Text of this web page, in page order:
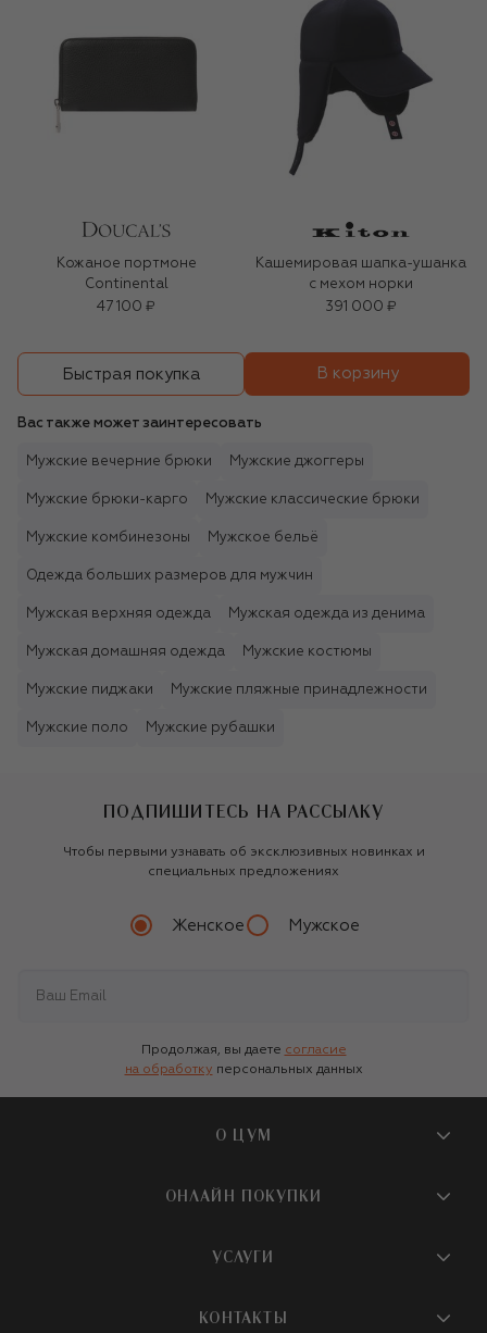
Кожаное портмоне
Continental
47 100 ₽
Кашемировая шапка-ушанка
с мехом норки
391 000 ₽
Быстрая покупка В корзину
Вас также может заинтересовать
Мужские вечерние брюки Мужские джоггеры
Мужские брюки-карго Мужские классические брюки
Мужские комбинезоны Мужское бельё
Одежда больших размеров для мужчин
Мужская верхняя одежда Мужская одежда из денима
Мужская домашняя одежда Мужские костюмы
Мужские пиджаки Мужские пляжные принадлежности
Мужские поло Мужские рубашки
ПОДПИШИТЕСЬ НА РАССЫЛКУ
Чтобы первыми узнавать об эксклюзивных новинках и
специальных предложениях
Женское Мужское
Продолжая, вы даете согласие
на обработку персональных данных
О ЦУМ
О магазине
Бутики и ПВЗ ЦУМ
ОНЛАЙН ПОКУПКИ
Доставка
УСЛУГИ
КОНТАКТЫ